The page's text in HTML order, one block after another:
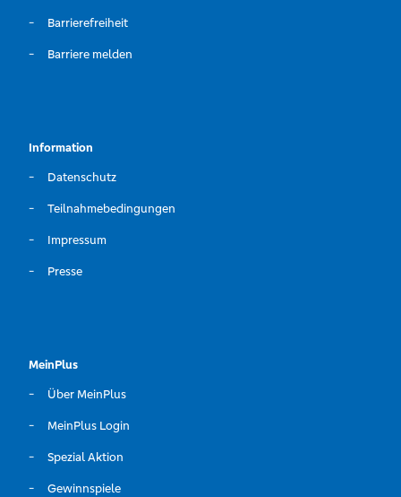
Barrierefreiheit
Barriere melden
Information
Datenschutz
Teilnahmebedingungen
Impressum
Presse
MeinPlus
Über MeinPlus
MeinPlus Login
Spezial Aktion
Gewinnspiele